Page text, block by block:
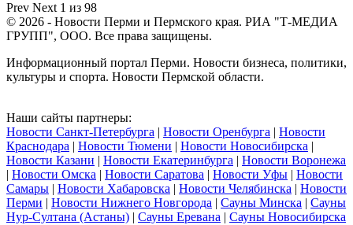
Prev Next 1 из 98
© 2026 - Новости Перми и Пермского края. РИА "Т-МЕДИА
ГРУПП", ООО. Все права защищены.
Информационный портал Перми. Новости бизнеса, политики,
культуры и спорта. Новости Пермской области.
Наши сайты партнеры:
Новости Санкт-Петербурга | Новости Оренбурга | Новости
Краснодара | Новости Тюмени | Новости Новосибирска |
Новости Казани | Новости Екатеринбурга | Новости Воронежа
| Новости Омска | Новости Саратова | Новости Уфы | Новости
Самары | Новости Хабаровска | Новости Челябинска | Новости
Перми | Новости Нижнего Новгорода | Сауны Минска | Сауны
Нур-Султана (Астаны) | Сауны Еревана | Сауны Новосибирска